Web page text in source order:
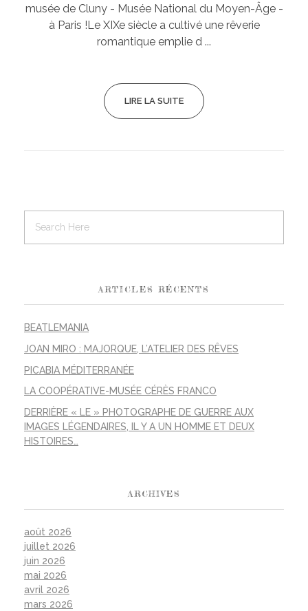
musée de Cluny - Musée National du Moyen-Âge -
à Paris !Le XIXe siècle a cultivé une rêverie
romantique emplie d ...
LIRE LA SUITE
ARTICLES RÉCENTS
BEATLEMANIA
JOAN MIRO : MAJORQUE, L’ATELIER DES RÊVES
PICABIA MÉDITERRANÉE
LA COOPÉRATIVE-MUSÉE CÉRÈS FRANCO
DERRIÈRE « LE » PHOTOGRAPHE DE GUERRE AUX
IMAGES LÉGENDAIRES, IL Y A UN HOMME ET DEUX
HISTOIRES…
ARCHIVES
août 2026
juillet 2026
juin 2026
mai 2026
avril 2026
mars 2026